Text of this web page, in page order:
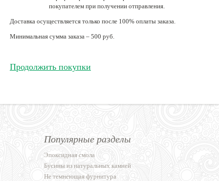
покупателем при получении отправления.
Доставка осуществляется только после 100% оплаты заказа.
Минимальная сумма заказа – 500 руб.
Продолжить покупки
Популярные разделы
Эпоксидная смола
Бусины из натуральных камней
Не темнеющая фурнитура